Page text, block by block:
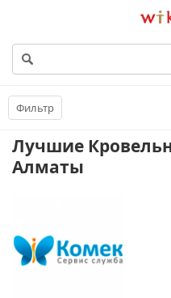
Фильтр
Лучшие
Алматы